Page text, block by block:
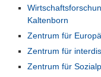
Kaltenborn
Zentrum für
Zentrum für
Zentrum für